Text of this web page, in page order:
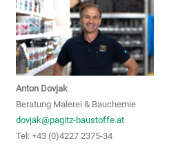
Anton Dovjak
Beratung Malerei & Bauchemie
dovjak@pagitz-baustoffe.at
Tel: +43 (0)4227 2375-34